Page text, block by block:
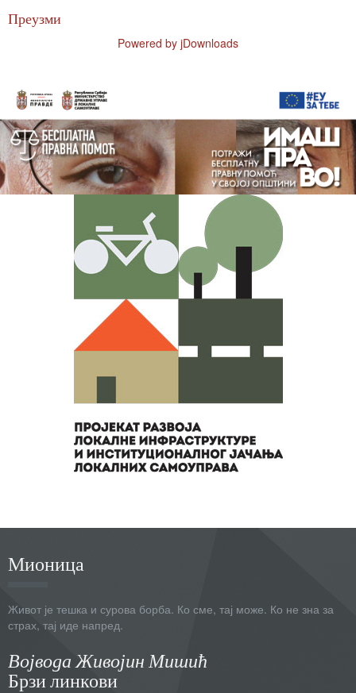
Преузми
Powered by jDownloads
Мионица
Живот је тешка и сурова борба. Ко сме, тај може. Ко не зна за
страх, тај иде напред.
Војвода Живојин Мишић
Брзи линкови